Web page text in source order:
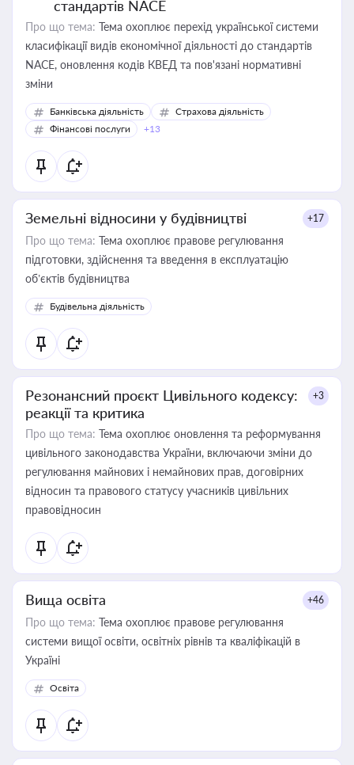
стандартів NACE
Про що тема: Тема охоплює перехід української системи
класифікації видів економічної діяльності до стандартів
NACE, оновлення кодів КВЕД та пов'язані нормативні
зміни
Банківська діяльність
Страхова діяльність
Фінансові послуги
+13
Земельні відносини у будівництві +17
Про що тема: Тема охоплює правове регулювання
підготовки, здійснення та введення в експлуатацію
об’єктів будівництва
Будівельна діяльність
Резонансний проєкт Цивільного кодексу:
реакції та критика
+3
Про що тема: Тема охоплює оновлення та реформування
цивільного законодавства України, включаючи зміни до
регулювання майнових і немайнових прав, договірних
відносин та правового статусу учасників цивільних
правовідносин
Вища освіта +46
Про що тема: Тема охоплює правове регулювання
системи вищої освіти, освітніх рівнів та кваліфікацій в
Україні
Освіта